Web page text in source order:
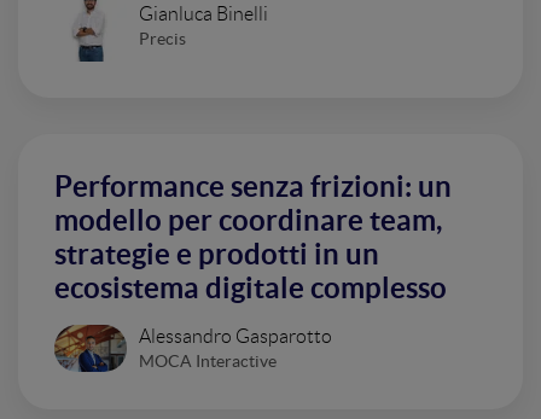
Gianluca Binelli
Precis
Performance senza frizioni: un
modello per coordinare team,
strategie e prodotti in un
ecosistema digitale complesso
Alessandro Gasparotto
MOCA Interactive